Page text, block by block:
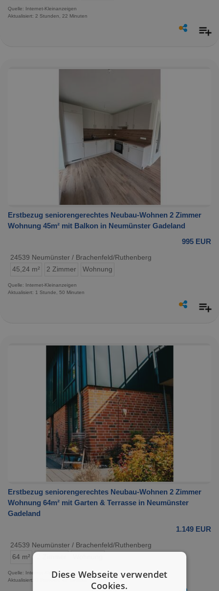
Quelle: Internet-Kleinanzeigen
Aktualisiert: 2 Stunden, 22 Minuten
Erstbezug seniorengerechtes Neubau-Wohnen 2 Zimmer
Wohnung 45m² mit Balkon in Neumünster Gadeland
995 EUR
24539 Neumünster / Brachenfeld/Ruthenberg
45,24 m²
2 Zimmer Wohnung
Quelle: Internet-Kleinanzeigen
Aktualisiert: 1 Stunde, 50 Minuten
Erstbezug seniorengerechtes Neubau-Wohnen 2 Zimmer
Wohnung 64m² mit Garten & Terrasse in Neumünster
Gadeland
1.149 EUR
24539 Neumünster / Brachenfeld/Ruthenberg
64 m²
Quelle: Internet-Kleinanzeigen
Aktualisiert: 0 Stunden, 42 MinutenDiese Webseite verwendet
Cookies.